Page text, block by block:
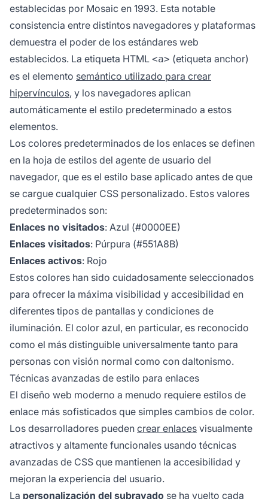
establecidas por Mosaic en 1993. Esta notable
consistencia entre distintos navegadores y plataformas
demuestra el poder de los estándares web
establecidos. La etiqueta HTML <a> (etiqueta anchor)
es el elemento semántico utilizado para crear
hipervínculos, y los navegadores aplican
automáticamente el estilo predeterminado a estos
elementos.
Los colores predeterminados de los enlaces se definen
en la hoja de estilos del agente de usuario del
navegador, que es el estilo base aplicado antes de que
se cargue cualquier CSS personalizado. Estos valores
predeterminados son:
Enlaces no visitados: Azul (#0000EE)
Enlaces visitados: Púrpura (#551A8B)
Enlaces activos: Rojo
Estos colores han sido cuidadosamente seleccionados
para ofrecer la máxima visibilidad y accesibilidad en
diferentes tipos de pantallas y condiciones de
iluminación. El color azul, en particular, es reconocido
como el más distinguible universalmente tanto para
personas con visión normal como con daltonismo.
Técnicas avanzadas de estilo para enlaces
El diseño web moderno a menudo requiere estilos de
enlace más sofisticados que simples cambios de color.
Los desarrolladores pueden crear enlaces visualmente
atractivos y altamente funcionales usando técnicas
avanzadas de CSS que mantienen la accesibilidad y
mejoran la experiencia del usuario.
La personalización del subrayado se ha vuelto cada